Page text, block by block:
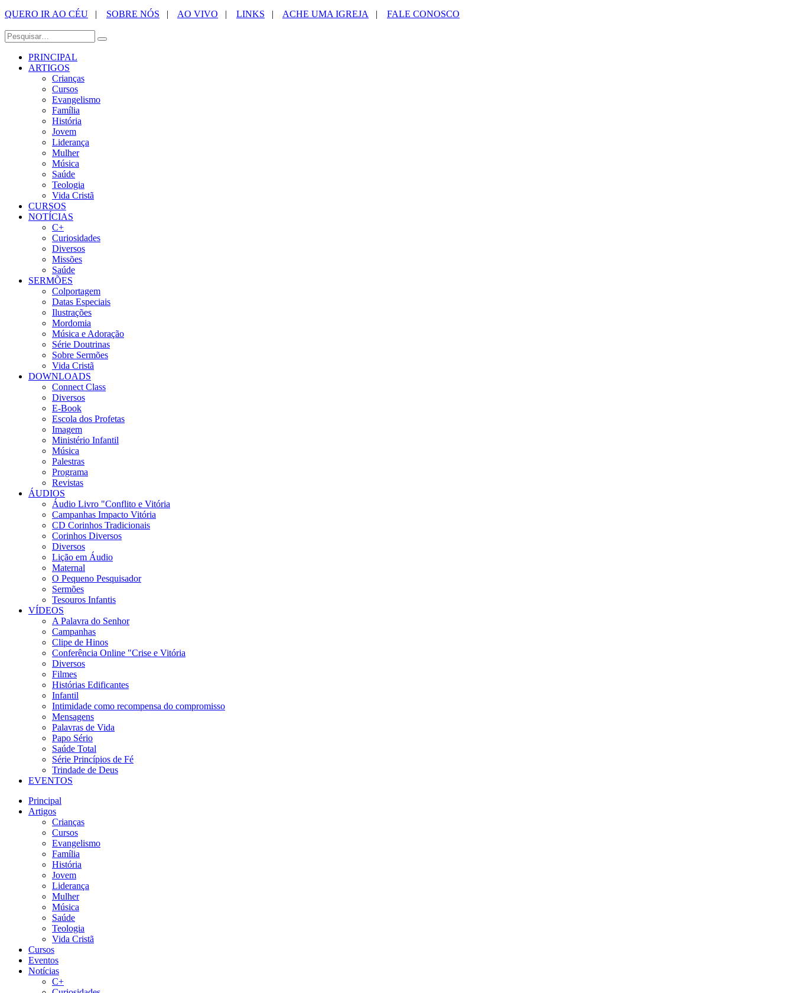
QUERO IR AO CÉU | SOBRE NÓS | AO VIVO | LINKS | ACHE UMA IGREJA | FALE CONOSCO
PRINCIPAL
ARTIGOS
Crianças
Cursos
Evangelismo
Família
História
Jovem
Liderança
Mulher
Música
Saúde
Teologia
Vida Cristã
CURSOS
NOTÍCIAS
C+
Curiosidades
Diversos
Missões
Saúde
SERMÕES
Colportagem
Datas Especiais
Ilustrações
Mordomia
Música e Adoração
Série Doutrinas
Sobre Sermões
Vida Cristã
DOWNLOADS
Connect Class
Diversos
E-Book
Escola dos Profetas
Imagem
Ministério Infantil
Música
Palestras
Programa
Revistas
ÁUDIOS
Áudio Livro "Conflito e Vitória
Campanhas Impacto Vitória
CD Corinhos Tradicionais
Corinhos Diversos
Diversos
Lição em Áudio
Maternal
O Pequeno Pesquisador
Sermões
Tesouros Infantis
VÍDEOS
A Palavra do Senhor
Campanhas
Clipe de Hinos
Conferência Online "Crise e Vitória
Diversos
Filmes
Histórias Edificantes
Infantil
Intimidade como recompensa do compromisso
Mensagens
Palavras de Vida
Papo Sério
Saúde Total
Série Princípios de Fé
Trindade de Deus
EVENTOS
Principal
Artigos
Crianças
Cursos
Evangelismo
Família
História
Jovem
Liderança
Mulher
Música
Saúde
Teologia
Vida Cristã
Cursos
Eventos
Notícias
C+